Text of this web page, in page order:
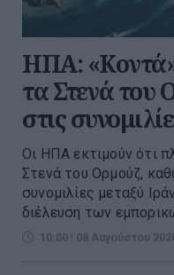
ΗΠΑ:
τα Στενά του
στις
Οι ΗΠΑ εκτιμούν ότι
Στενά του Ορμούζ,
συνομιλίες μεταξύ
διέλευση των
10:00 | 08 Αυγούστου